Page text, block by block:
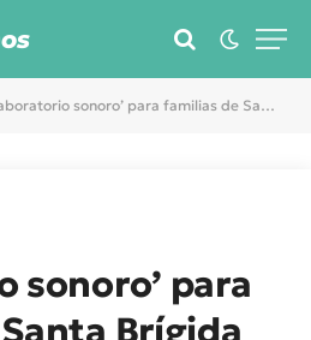
sonoro’ para familias de Santa Brígida
sonoro’ para
Brígida